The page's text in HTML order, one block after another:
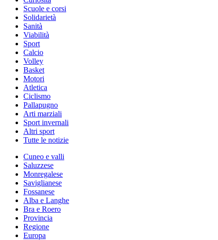
Scuole e corsi
Solidarietà
Sanità
Viabilità
Sport
Calcio
Volley
Basket
Motori
Atletica
Ciclismo
Pallapugno
Arti marziali
Sport invernali
Altri sport
Tutte le notizie
Cuneo e valli
Saluzzese
Monregalese
Saviglianese
Fossanese
Alba e Langhe
Bra e Roero
Provincia
Regione
Europa